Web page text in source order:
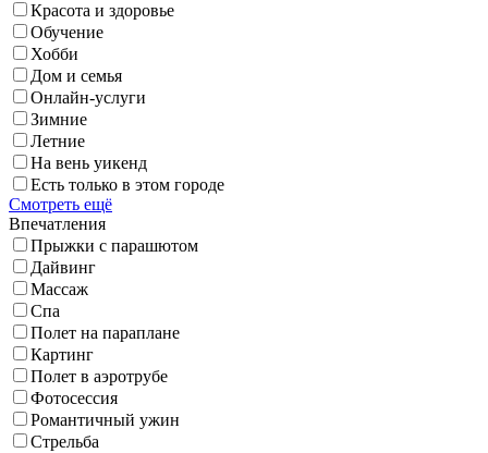
Красота и здоровье
Обучение
Хобби
Дом и семья
Онлайн-услуги
Зимние
Летние
На вень уикенд
Есть только в этом городе
Смотреть ещё
Впечатления
Прыжки с парашютом
Дайвинг
Массаж
Спа
Полет на параплане
Картинг
Полет в аэротрубе
Фотосессия
Романтичный ужин
Стрельба